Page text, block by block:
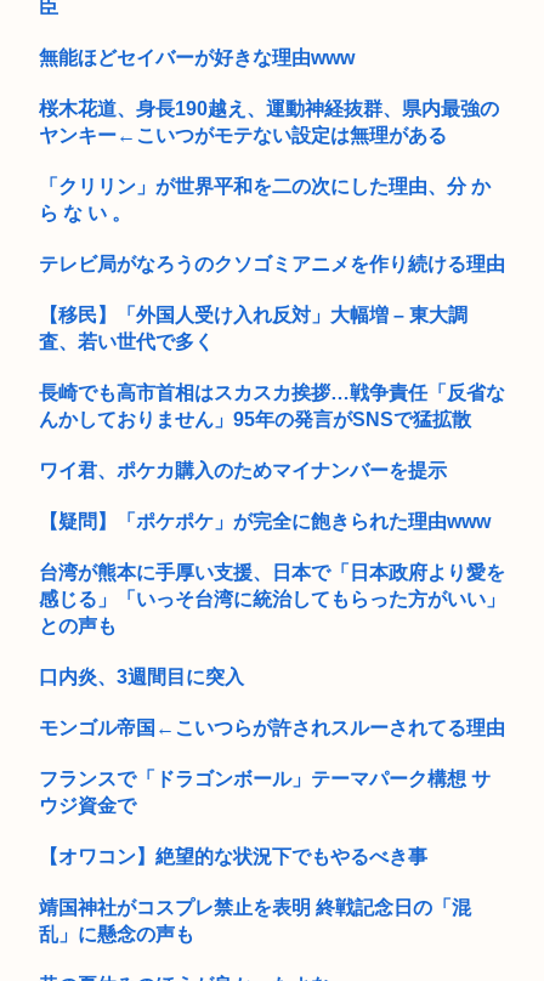
【画像】セブンイレブンのバイト「AIにちいかわの画像を食わ
せてっ...
息子がウザすぎる。こいつのせいで嫁との日々が薄れてるんだ
けど…初...
【画像】平成女子の夏ファッション、結構いいぞwww
で逮捕
【動画】 ベトナム人ポケカ転売ヤーさん、ついに暴行まではた
らき始...
円)」...
臣
無能ほどセイバーが好きな理由www
桜木花道、身長190越え、運動神経抜群、県内最強の
ヤンキー←こいつがモテない設定は無理がある
「クリリン」が世界平和を二の次にした理由、分 か
ら な い 。
テレビ局がなろうのクソゴミアニメを作り続ける理由
【移民】「外国人受け入れ反対」大幅増 – 東大調
査、若い世代で多く
長崎でも高市首相はスカスカ挨拶…戦争責任「反省な
んかしておりません」95年の発言がSNSで猛拡散
ワイ君、ポケカ購入のためマイナンバーを提示
【疑問】「ポケポケ」が完全に飽きられた理由www
台湾が熊本に手厚い支援、日本で「日本政府より愛を
感じる」「いっそ台湾に統治してもらった方がいい」
との声も
口内炎、3週間目に突入
モンゴル帝国←こいつらが許されスルーされてる理由
フランスで「ドラゴンボール」テーマパーク構想 サ
ウジ資金で
【オワコン】絶望的な状況下でもやるべき事
靖国神社がコスプレ禁止を表明 終戦記念日の「混
乱」に懸念の声も